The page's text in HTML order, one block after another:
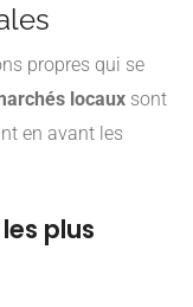
propres qui se
locaux sont
en avant les
plus